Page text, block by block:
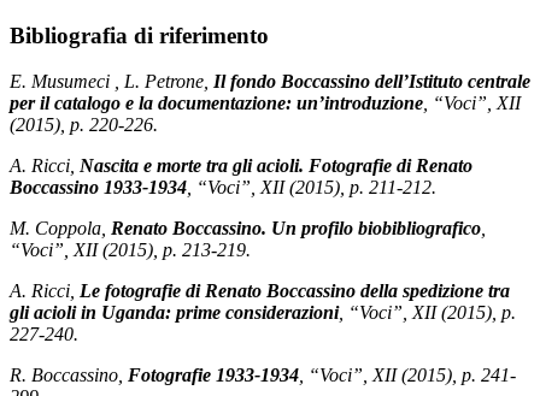
Bibliografia di riferimento
E. Musumeci , L. Petrone, Il fondo Boccassino dell’Istituto centrale
per il catalogo e la documentazione: un’introduzione , “Voci”, XII
(2015), p. 220-226.
A. Ricci, Nascita e morte tra gli acioli. Fotografie di Renato
Boccassino 1933-1934 , “Voci”, XII (2015), p. 211-212.
M. Coppola, Renato Boccassino. Un profilo biobibliografico
“Voci”, XII (2015), p. 213-219.
A. Ricci, Le fotografie di Renato Boccassino della spedizione tra
gli acioli in Uganda: prime considerazioni, “Voci”, XII (2015), p.
227-240.
R. Boccassino, Fotografie 1933-1934 , “Voci”, XII (2015), p. 241-